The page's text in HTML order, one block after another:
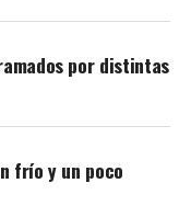
por distintas
frío y un poco